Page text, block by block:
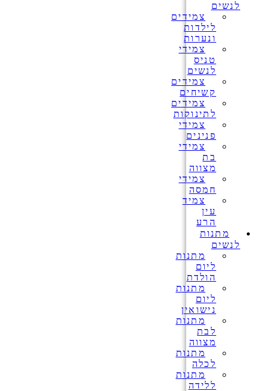
לנשים
צמידים
לילדות
ונערות
צמידי
טניס
לנשים
צמידים
קשיחים
צמידים
לתינוקות
צמידי
פנינים
צמידי
בת
מצווה
צמידי
חמסה
צמיד
עין
הרע
מתנות
לנשים
מתנות
ליום
הולדת
מתנות
ליום
נישואין
מתנות
לבת
מצווה
מתנות
לכלה
מתנות
ללידה